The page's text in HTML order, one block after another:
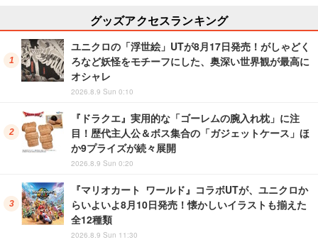
グッズアクセスランキング
ユニクロの「浮世絵」UTが8月17日発売！がしゃどく
ろなど妖怪をモチーフにした、奥深い世界観が最高に
オシャレ
2026.8.9 Sun 0:10
『ドラクエ』実用的な「ゴーレムの腕入れ枕」に注
目！歴代主人公＆ボス集合の「ガジェットケース」ほ
か9プライズが続々展開
2026.8.9 Sun 0:20
『マリオカート ワールド』コラボUTが、ユニクロか
らいよいよ8月10日発売！懐かしいイラストも揃えた
全12種類
2026.8.9 Sun 11:30